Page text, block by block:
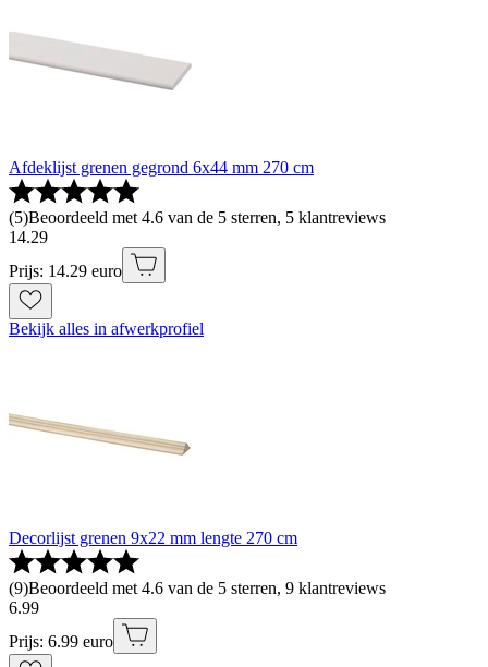
Afdeklijst grenen gegrond 6x44 mm 270 cm
(5)Beoordeeld met 4.6 van de 5 sterren, 5 klantreviews
14.29
Prijs: 14.29 euro
Bekijk alles in afwerkprofiel
Decorlijst grenen 9x22 mm lengte 270 cm
(9)Beoordeeld met 4.6 van de 5 sterren, 9 klantreviews
6.99
Prijs: 6.99 euro